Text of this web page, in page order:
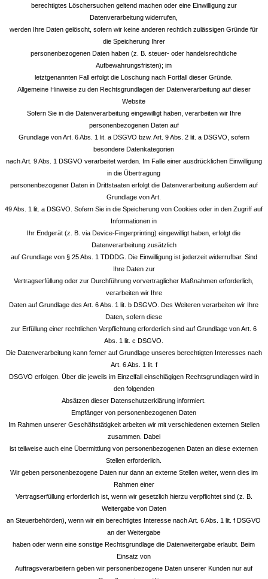
berechtigtes Löschersuchen geltend machen oder eine Einwilligung zur
Datenverarbeitung widerrufen,
werden Ihre Daten gelöscht, sofern wir keine anderen rechtlich zulässigen Gründe für
die Speicherung Ihrer
personenbezogenen Daten haben (z. B. steuer- oder handelsrechtliche
Aufbewahrungsfristen); im
letztgenannten Fall erfolgt die Löschung nach Fortfall dieser Gründe.
Allgemeine Hinweise zu den Rechtsgrundlagen der Datenverarbeitung auf dieser
Website
Sofern Sie in die Datenverarbeitung eingewilligt haben, verarbeiten wir Ihre
personenbezogenen Daten auf
Grundlage von Art. 6 Abs. 1 lit. a DSGVO bzw. Art. 9 Abs. 2 lit. a DSGVO, sofern
besondere Datenkategorien
nach Art. 9 Abs. 1 DSGVO verarbeitet werden. Im Falle einer ausdrücklichen Einwilligung
in die Übertragung
personenbezogener Daten in Drittstaaten erfolgt die Datenverarbeitung außerdem auf
Grundlage von Art.
49 Abs. 1 lit. a DSGVO. Sofern Sie in die Speicherung von Cookies oder in den Zugriff auf
Informationen in
Ihr Endgerät (z. B. via Device-Fingerprinting) eingewilligt haben, erfolgt die
Datenverarbeitung zusätzlich
auf Grundlage von § 25 Abs. 1 TDDDG. Die Einwilligung ist jederzeit widerrufbar. Sind
Ihre Daten zur
Vertragserfüllung oder zur Durchführung vorvertraglicher Maßnahmen erforderlich,
verarbeiten wir Ihre
Daten auf Grundlage des Art. 6 Abs. 1 lit. b DSGVO. Des Weiteren verarbeiten wir Ihre
Daten, sofern diese
zur Erfüllung einer rechtlichen Verpflichtung erforderlich sind auf Grundlage von Art. 6
Abs. 1 lit. c DSGVO.
Die Datenverarbeitung kann ferner auf Grundlage unseres berechtigten Interesses nach
Art. 6 Abs. 1 lit. f
DSGVO erfolgen. Über die jeweils im Einzelfall einschlägigen Rechtsgrundlagen wird in
den folgenden
Absätzen dieser Datenschutzerklärung informiert.
Empfänger von personenbezogenen Daten
Im Rahmen unserer Geschäftstätigkeit arbeiten wir mit verschiedenen externen Stellen
zusammen. Dabei
ist teilweise auch eine Übermittlung von personenbezogenen Daten an diese externen
Stellen erforderlich.
Wir geben personenbezogene Daten nur dann an externe Stellen weiter, wenn dies im
Rahmen einer
Vertragserfüllung erforderlich ist, wenn wir gesetzlich hierzu verpflichtet sind (z. B.
Weitergabe von Daten
an Steuerbehörden), wenn wir ein berechtigtes Interesse nach Art. 6 Abs. 1 lit. f DSGVO
an der Weitergabe
haben oder wenn eine sonstige Rechtsgrundlage die Datenweitergabe erlaubt. Beim
Einsatz von
Auftragsverarbeitern geben wir personenbezogene Daten unserer Kunden nur auf